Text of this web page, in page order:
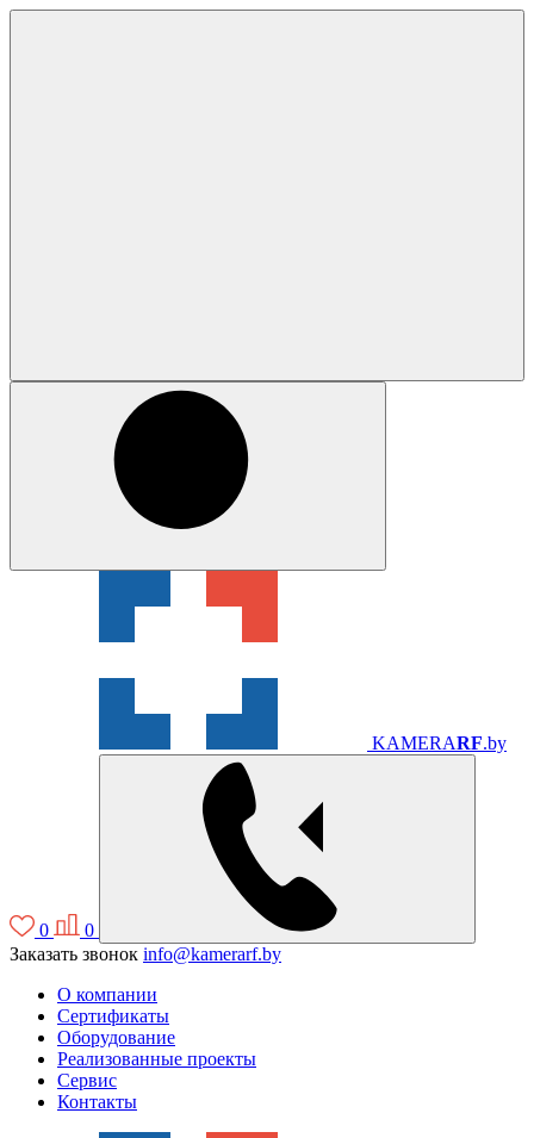
KAMERARF.by
0
0
Заказать звонок info@kamerarf.by
О компании
Сертификаты
Оборудование
Реализованные проекты
Сервис
Контакты